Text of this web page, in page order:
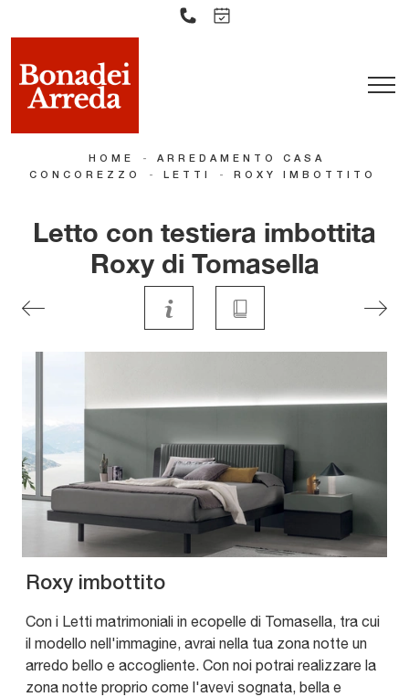
HOME -
ARREDAMENTO CASA
CONCOREZZO
- LETTI - ROXY IMBOTTITO
Letto con testiera imbottita
Roxy di Tomasella
Roxy imbottito
Con i Letti matrimoniali in ecopelle di Tomasella, tra cui
il modello nell'immagine, avrai nella tua zona notte un
arredo bello e accogliente. Con noi potrai realizzare la
zona notte proprio come l'avevi sognata, bella e